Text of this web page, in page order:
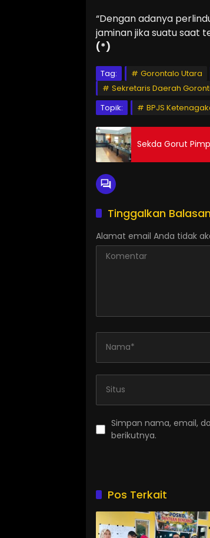
“Dengan adanya
jaminan jika suatu saat
(*)
Tag: Gorontalo Utara
Sekretaris Daerah
Topik:
BPJS
Sekda Gorut
Tinggalkan Balasan
Alamat email Anda tidak
Simpan nama, email,
berikutnya.
Pos Terkait